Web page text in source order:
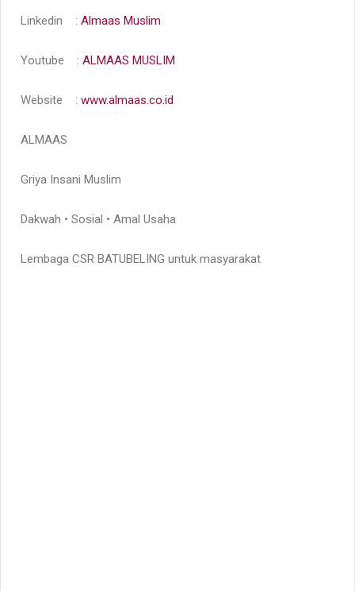
Linkedin : Almaas Muslim
Youtube : ALMAAS MUSLIM
Website : www.almaas.co.id
ALMAAS
Griya Insani Muslim
Dakwah • Sosial • Amal Usaha
Lembaga CSR BATUBELING untuk masyarakat